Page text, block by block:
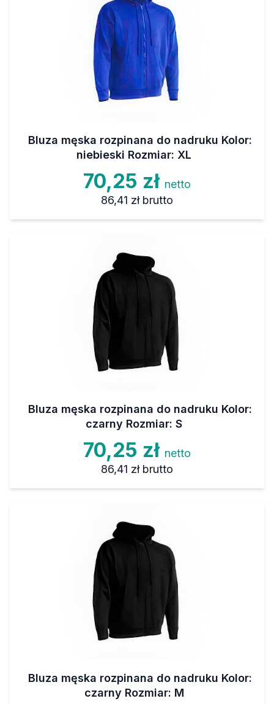
Bluza męska rozpinana do nadruku Kolor:
niebieski Rozmiar: XL
70,25 zł netto
86,41 zł brutto
Bluza męska rozpinana do nadruku Kolor:
czarny Rozmiar: S
70,25 zł netto
86,41 zł brutto
Bluza męska rozpinana do nadruku Kolor:
czarny Rozmiar: M